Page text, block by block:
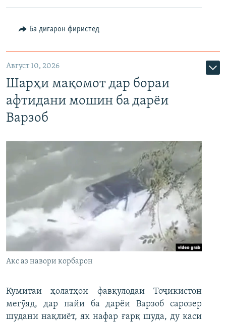
Ба дигарон фиристед
Август 10, 2026
Шарҳи мақомот дар бораи
афтидани мошин ба дарёи
Варзоб
Акс аз навори корбарон
Кумитаи ҳолатҳои фавқулодаи Тоҷикистон
мегӯяд, дар пайи ба дарёи Варзоб сарозер
шудани нақлиёт, як нафар ғарқ шуда, ду каси